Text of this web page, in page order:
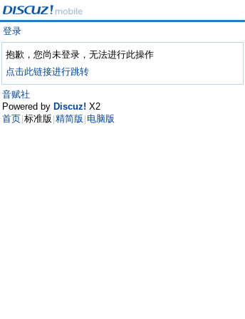
登录
抱歉，您尚未登录，无法进行此操作
点击此链接进行跳转
音赋社
Powered by Discuz! X2
首页 标准版 精简版 电脑版